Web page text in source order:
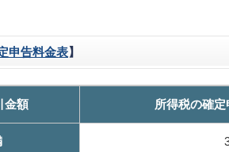
申告料金表】
金額 所得税の確